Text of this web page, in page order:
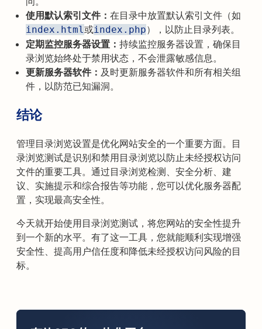
使用默认索引文件： 在目录中放置默认索引文件（如
index.html或index.php），以防止目录列表。
定期监控服务器设置： 持续监控服务器设置，确保目
录浏览始终处于禁用状态，不会泄露敏感信息。
更新服务器软件： 及时更新服务器软件和所有相关组
件，以防范已知漏洞。
结论
管理目录浏览设置是优化网站安全的一个重要方面。目
录浏览测试是识别和禁用目录浏览以防止未经授权访问
文件的重要工具。通过目录浏览检测、安全分析、建
议、实施提示和综合报告等功能，您可以优化服务器配
置，实现最高安全性。
今天就开始使用目录浏览测试，将您网站的安全性提升
到一个新的水平。有了这一工具，您就能顺利实现增强
安全性、提高用户信任度和降低未经授权访问风险的目
标。